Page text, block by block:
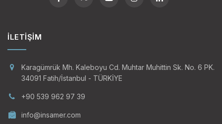
İLETIŞIM
Karagümrük Mh. Kaleboyu Cd. Muhtar Muhittin Sk. No. 6 PK.
34091 Fatih/İstanbul - TÜRKİYE
+90 539 962 97 39
info@insamer.com